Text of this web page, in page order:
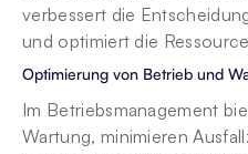
verbessert die
und optimiert die
Optimierung von Betrieb und
Im Betriebsmanagement
Wartung, minimieren